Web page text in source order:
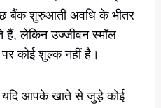
बैंक शुरुआती अवधि के भीतर
हैं, लेकिन उज्जीवन स्मॉल
कोई शुल्क नहीं है।
यदि आपके खाते से जुड़े कोई